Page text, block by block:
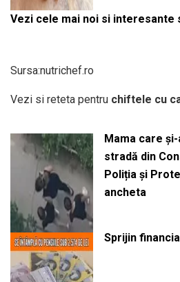
Vezi cele mai noi si interesante
Sursa:nutrichef.ro
Vezi si reteta pentru chiftele cu
Mama care
stradă din
Poliția și
ancheta
Sprijin